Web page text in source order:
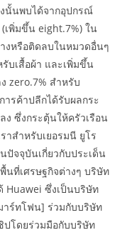
นั้นพบได้จากอุปกรณ์
เพิ่มขึ้น eight.7%) ใน
งหรือติดลบในหมวดอื่นๆ
บเสื้อผ้า และเพิ่มขึ้น
zero.7% สำหรับ
รค้าปลีกได้รับผลกระ
ซึ่งกระตุ้นให้ครัวเรือน
าสำหรับเยอรมนี ยูโร
ปัจจุบันเกี่ยวกับประเด็น
นที่เศรษฐกิจต่างๆ บริษัท
Huawei ซึ่งเป็นบริษัท
าร์ทโฟน] ร่วมกับบริษัท
โดยร่วมมือกับบริษัท